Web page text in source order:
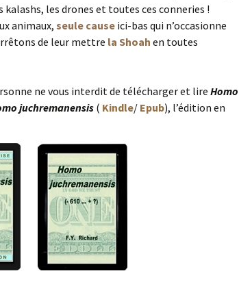
les drones et toutes ces conneries !
animaux, seule cause ici-bas qui n’occasionne
de leur mettre la Shoah en toutes
ne vous interdit de télécharger et lire Homo
juchremanensis ( Kindle/ Epub), l’édition en